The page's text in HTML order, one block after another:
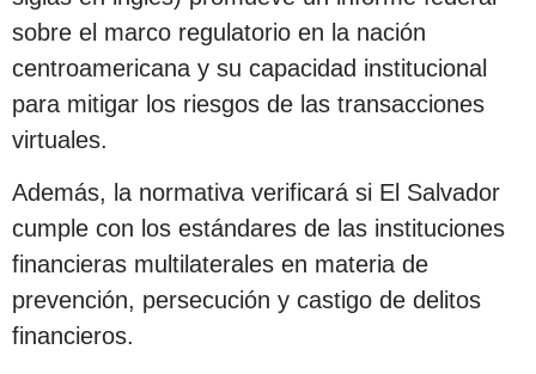
sobre el marco regulatorio en la nación
centroamericana y su capacidad institucional
para mitigar los riesgos de las transacciones
virtuales.
Además, la normativa verificará si El Salvador
cumple con los estándares de las instituciones
financieras multilaterales en materia de
prevención, persecución y castigo de delitos
financieros.